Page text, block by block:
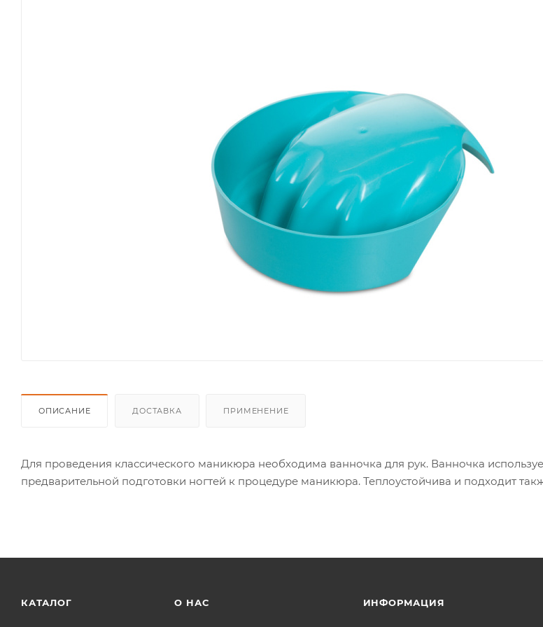
ОПИСАНИЕ ДОСТАВКА ПРИМЕНЕНИЕ
Для проведения классического маникюра необходима ванночка для рук. Ванночка
предварительной подготовки ногтей к процедуре маникюра. Теплоустойчива и подходит
КАТАЛОГ О НАС ИНФОРМАЦИЯ